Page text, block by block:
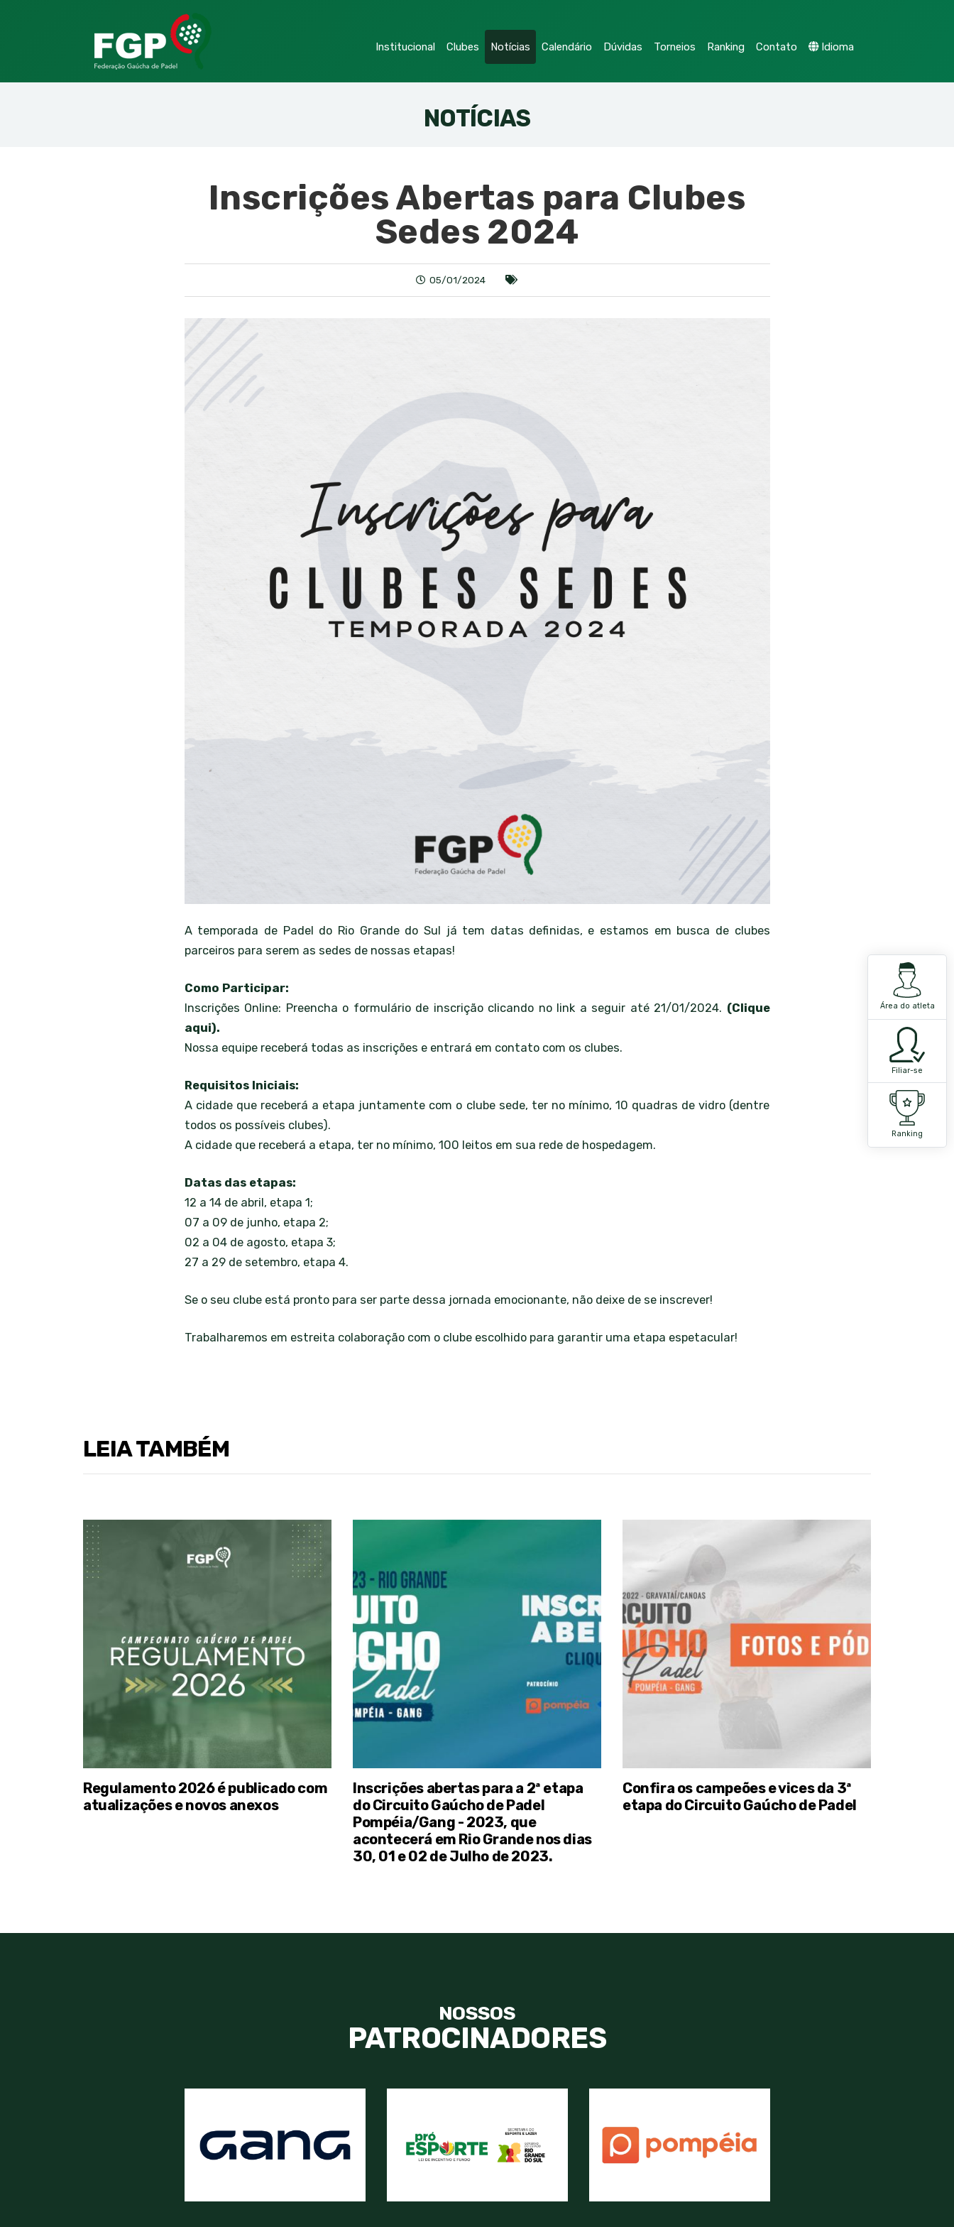
Área do atleta
Filiar-se
Ranking
Institucional Clubes Notícias Calendário Dúvidas Torneios Ranking Contato Idioma
NOTÍCIAS
Inscrições Abertas para Clubes
Sedes 2024
05/01/2024
A temporada de Padel do Rio Grande do Sul já tem datas definidas, e estamos em busca de clubes
parceiros para serem as sedes de nossas etapas!
Como Participar:
Inscrições Online: Preencha o formulário de inscrição clicando no link a seguir até 21/01/2024. (Clique
aqui).
Nossa equipe receberá todas as inscrições e entrará em contato com os clubes.
Requisitos Iniciais:
A cidade que receberá a etapa juntamente com o clube sede, ter no mínimo, 10 quadras de vidro (dentre
todos os possíveis clubes).
A cidade que receberá a etapa, ter no mínimo, 100 leitos em sua rede de hospedagem.
Datas das etapas:
12 a 14 de abril, etapa 1;
07 a 09 de junho, etapa 2;
02 a 04 de agosto, etapa 3;
27 a 29 de setembro, etapa 4.
Se o seu clube está pronto para ser parte dessa jornada emocionante, não deixe de se inscrever!
Trabalharemos em estreita colaboração com o clube escolhido para garantir uma etapa espetacular!
LEIA TAMBÉM
Regulamento 2026 é publicado com
atualizações e novos anexos
Inscrições abertas para a 2ª etapa
do Circuito Gaúcho de Padel
Pompéia/Gang - 2023, que
acontecerá em Rio Grande nos dias
30, 01 e 02 de Julho de 2023.
Confira os campeões e vices da 3ª
etapa do Circuito Gaúcho de Padel
NOSSOS
PATROCINADORES